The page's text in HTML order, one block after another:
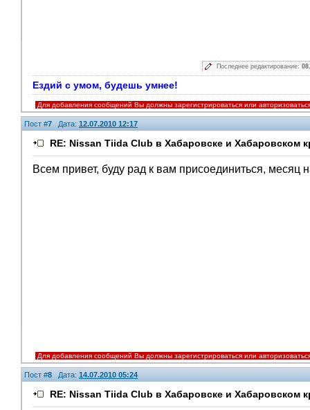
Последнее редактирование:
Ездий с умом, будешь умнее!
Для добавления сообщений Вы должны зарегистрироваться или
Пост #7 Дата: 12.07.2010 12:17
RE: Nissan Tiida Club в Хабаровске и Хабаровском
Всем привет, буду рад к вам присоединиться, месяц
Для добавления сообщений Вы должны зарегистрироваться или
Пост #8 Дата: 14.07.2010 05:24
RE: Nissan Tiida Club в Хабаровске и Хабаровском